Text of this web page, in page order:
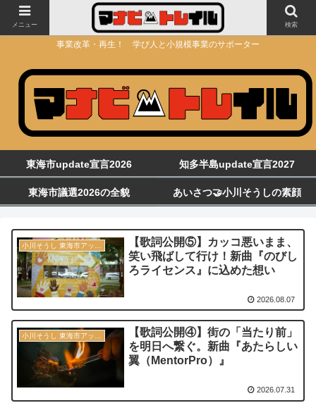
事業改革・再生！ 学び人と小規模事業のサポーター
東海市update宣言2026 知多半島update宣言2027
東海市議選2026の全貌 あいさつ🤝小川そうしの素顔
【歌詞公開⑤】カッコ悪いまま、
笑い飛ばして行け！新曲『のびし
ろライセンス』に込めた想い
2026.08.07
【歌詞公開④】街の「当たり前」
を明日へ繋ぐ。新曲『あたらしい
翼（MentorPro）』
2026.07.31
メニュー 検索